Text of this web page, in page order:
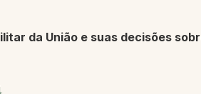
da União e suas decisões